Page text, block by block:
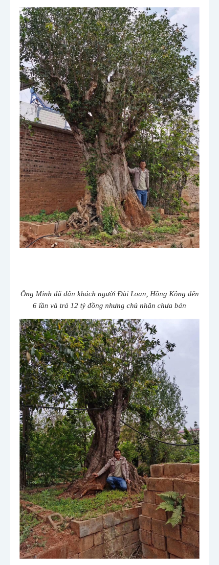
Ông Minh đã dẫn khách người Đài Loan, Hồng Kông đến
6 lần và trả 12 tỷ đồng nhưng chủ nhân chưa bán